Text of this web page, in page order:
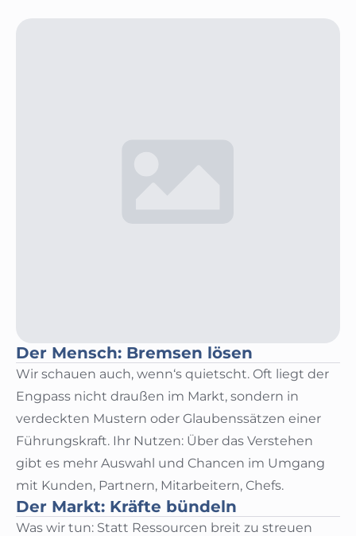
Der Mensch: Bremsen lösen
Wir schauen auch, wenn‘s quietscht. Oft liegt der
Engpass nicht draußen im Markt, sondern in
verdeckten Mustern oder Glaubenssätzen einer
Führungskraft. Ihr Nutzen: Über das Verstehen
gibt es mehr Auswahl und Chancen im Umgang
mit Kunden, Partnern, Mitarbeitern, Chefs.
Der Markt: Kräfte bündeln
Was wir tun: Statt Ressourcen breit zu streuen